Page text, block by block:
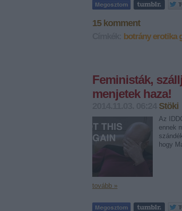
15komment
botrány erotika
Feministák,
menjetek haza!
Stöki
Az
ennek
hogy
tovább »